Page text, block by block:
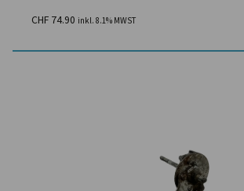
CHF 74.90 inkl. 8.1% MWST